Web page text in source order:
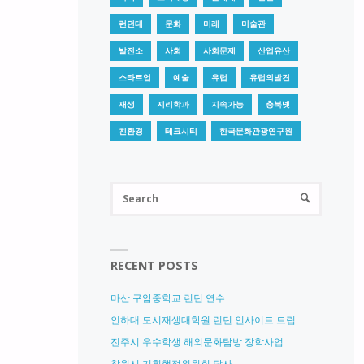
런던대 문화 미래 미술관
발전소 사회 사회문제 산업유산
스타트업 예술 유럽 유럽의발견
재생 지리학과 지속가능 충북넷
친환경 테크시티 한국문화관광연구원
SEARCH
RECENT POSTS
마산 구암중학교 런던 연수
인하대 도시재생대학원 런던 인사이트 트립
진주시 우수학생 해외문화탐방 장학사업